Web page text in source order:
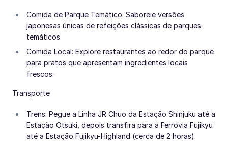
Comida de Parque Temático: Saboreie versões
japonesas únicas de refeições clássicas de parques
temáticos.
Comida Local: Explore restaurantes ao redor do parque
para pratos que apresentam ingredientes locais
frescos.
Transporte
Trens: Pegue a Linha JR Chuo da Estação Shinjuku até a
Estação Otsuki, depois transfira para a Ferrovia Fujikyu
até a Estação Fujikyu-Highland (cerca de 2 horas).